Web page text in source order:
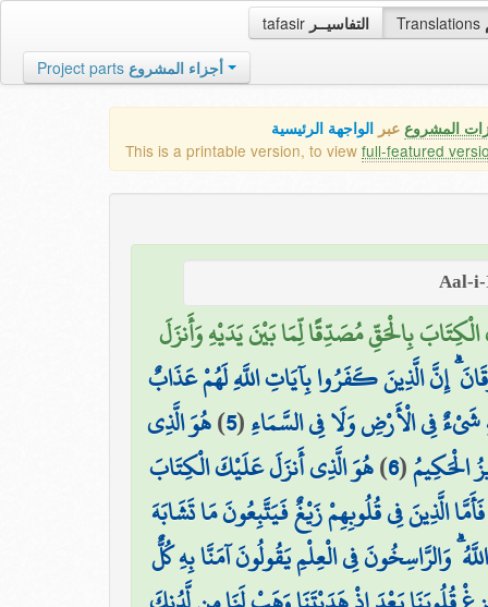
tafasir التفاسيــر Translations
Project parts أجزاء المشروع
المشروع عبر الواجهة الرئيسية
This is a printable version, to view full-featured
بِالْحَقِّ مُصَدِّقًا لِّمَا بَيْنَ يَدَيْهِ وَأَنزَلَ
إِنَّ الَّذِينَ كَفَرُوا بِآيَاتِ اللَّهِ لَهُمْ عَذَابٌ
شَيْءٌ فِي الْأَرْضِ وَلَا فِي السَّمَاءِ(
5
)هُوَ الَّذِي
الْحَكِيمُ(
6
)هُوَ الَّذِي أَنزَلَ عَلَيْكَ الْكِتَابَ
الَّذِينَ فِي قُلُوبِهِمْ زَيْغٌ فَيَتَّبِعُونَ مَا تَشَابَهَ
وَالرَّاسِخُونَ فِي الْعِلْمِ يَقُولُونَ آمَنَّا بِهِ كُلٌّ